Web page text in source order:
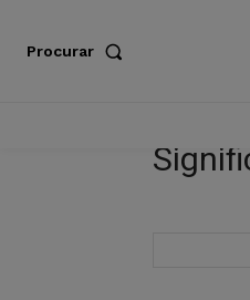
Procurar